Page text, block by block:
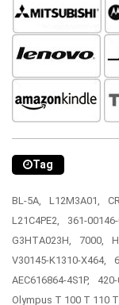
Tag
BL-5A, L12M3A01,
L21C4PE2,
361-
G3HTA023H,
7000,
V30145-K1310-X464,
AEC616864-4S1P,
Olympus T 100 T 110